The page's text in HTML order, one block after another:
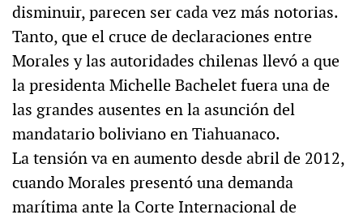
disminuir, parecen ser cada vez más notorias.
Tanto, que el cruce de declaraciones entre
Morales y las autoridades chilenas llevó a que
la presidenta Michelle Bachelet fuera una de
las grandes ausentes en la asunción del
mandatario boliviano en Tiahuanaco.
La tensión va en aumento desde abril de 2012,
cuando Morales presentó una demanda
marítima ante la Corte Internacional de